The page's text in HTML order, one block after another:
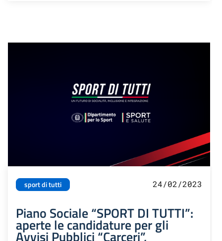
sport di tutti 24/02/2023
Piano Sociale “SPORT DI TUTTI”:
aperte le candidature per gli
Avvisi Pubblici “Carceri”,